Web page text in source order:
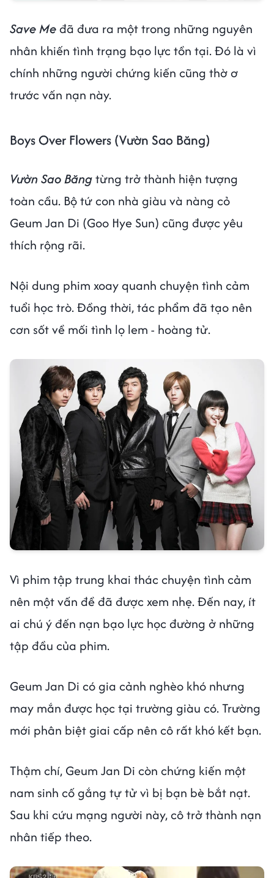
Save Međã đưa ra một trong những nguyên
nhân khiến tình trạng bạo lực tồn tại. Đó là vì
chính những người chứng kiến cũng thờ ơ
trước vấn nạn này.
Boys Over Flowers (Vườn Sao Băng)
Vườn Sao Băngtừng trở thành hiện tượng
toàn cầu. Bộ tứ con nhà giàu và nàng cỏ
Geum Jan Di (Goo Hye Sun) cũng được yêu
thích rộng rãi.
Nội dung phim xoay quanh chuyện tình cảm
tuổi học trò. Đồng thời, tác phẩm đã tạo nên
cơn sốt về mối tình lọ lem - hoàng tử.
Vì phim tập trung khai thác chuyện tình cảm
nên một vấn đề đã được xem nhẹ. Đến nay, ít
ai chú ý đến nạn bạo lực học đường ở những
tập đầu của phim.
Geum Jan Di có gia cảnh nghèo khó nhưng
may mắn được học tại trường giàu có. Trường
mới phân biệt giai cấp nên cô rất khó kết bạn.
Thậm chí, Geum Jan Di còn chứng kiến một
nam sinh cố gắng tự tử vì bị bạn bè bắt nạt.
Sau khi cứu mạng người này, cô trở thành nạn
nhân tiếp theo.